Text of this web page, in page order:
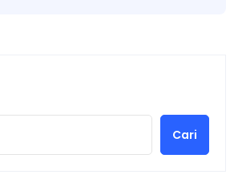
Cari